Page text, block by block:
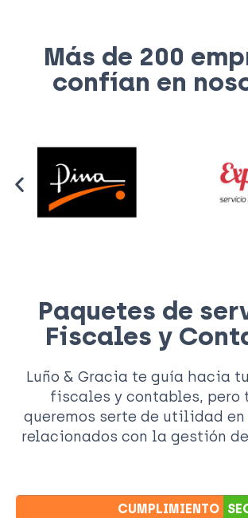
Más de 200
confían en
Paquetes de
Fiscales y
Luño & Gracia te guía hacia
fiscales y contables, pero
queremos serte de utilidad
relacionados con la gestión
CUMPLIMIENTO